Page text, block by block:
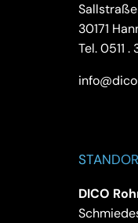
30171
Tel.0511 .
DICO